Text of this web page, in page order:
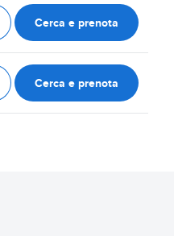
Cerca e prenota
Cerca e prenota